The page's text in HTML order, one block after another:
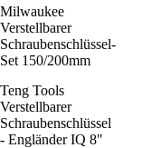
Milwaukee
Verstellbarer
Schraubenschlüssel-
Set 150/200mm
Teng Tools
Verstellbarer
Schraubenschlüssel
- Engländer IQ 8"